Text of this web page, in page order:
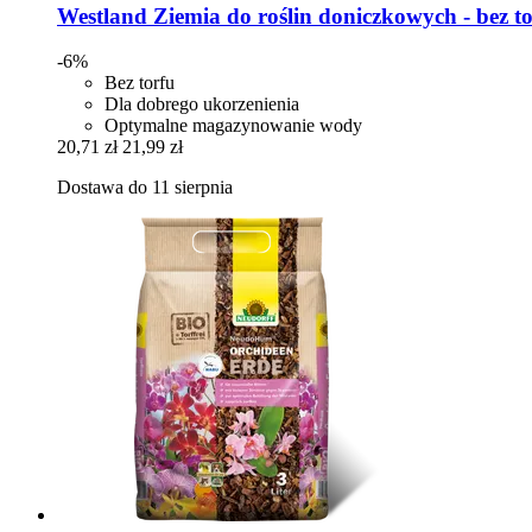
Westland Ziemia do roślin doniczkowych -​ bez
-6%
Bez torfu
Dla dobrego ukorzenienia
Optymalne magazynowanie wody
20,71 zł 21,99 zł
Dostawa do 11 sierpnia